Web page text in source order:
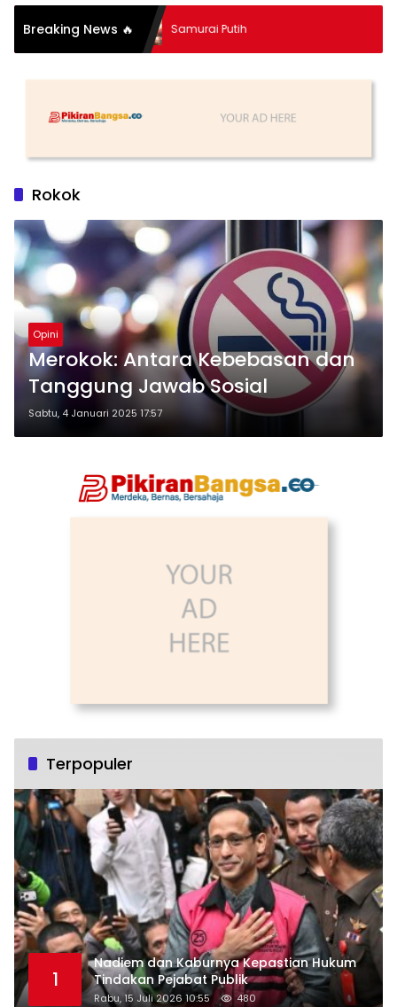
Breaking News 🔥
Desa
Samurai Putih
Rokok
Opini
Merokok: Antara Kebebasan dan
Tanggung Jawab Sosial
Sabtu, 4 Januari 2025 17:57
Terpopuler
1
Nadiem dan Kaburnya Kepastian Hukum
Tindakan Pejabat Publik
Rabu, 15 Juli 2026 10:55 480